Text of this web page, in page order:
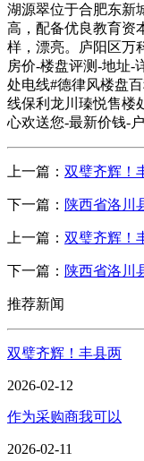
湖源翠位于合肥东新
高，配备优良教育资
样，漂亮。庐阳区万
房价-楼盘评测-地址-
处电线#德律风楼盘
线保利龙川瑧悦售楼
心欢送您-最新价钱-
上一篇： 双璧齐辉！
下一篇： 陕西省洛川
上一篇： 双璧齐辉！
下一篇： 陕西省洛川
推荐新闻
双璧齐辉！丰县两
2026-02-12
作为采购商我可以
2026-02-11